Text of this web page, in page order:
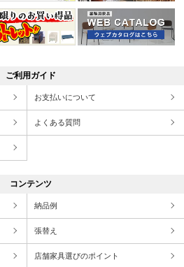
ご利用ガイド
お支払いについて
よくある質問
コンテンツ
納品例
張替え
店舗家具選びのポイント